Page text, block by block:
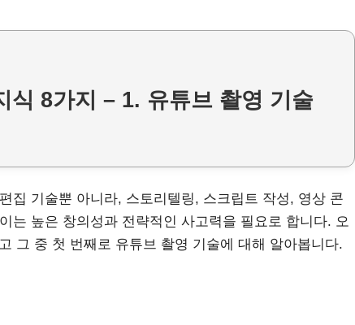
식 8가지 – 1. 유튜브 촬영 기술
집 기술뿐 아니라, 스토리텔링, 스크립트 작성, 영상 콘
는 높은 창의성과 전략적인 사고력을 필요로 합니다. 오
그 중 첫 번째로 유튜브 촬영 기술에 대해 알아봅니다.